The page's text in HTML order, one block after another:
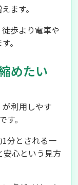
ます。
歩より電車や
。
めたい
利用しやす
。
分とされる一
安心という見方